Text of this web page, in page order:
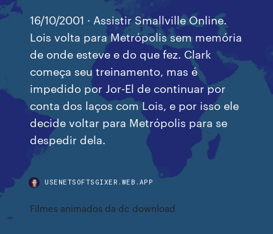
16/10/2001 · Assistir Smallville Online.
Lois volta para Metrópolis sem memória
de onde esteve e do que fez. Clark
começa seu treinamento, mas é
impedido por Jor-El de continuar por
conta dos laços com Lois, e por isso ele
decide voltar para Metrópolis para se
despedir dela.
USENETSOFTSGIXER.WEB.APP
Filmes animados da dc download